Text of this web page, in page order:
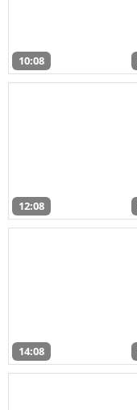
10:08
12:08
14:08